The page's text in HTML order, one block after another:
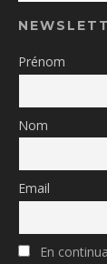
Prénom
Nom
Email
En